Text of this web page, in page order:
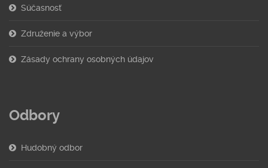
Súčasnosť
Združenie a výbor
Zásady ochrany osobných údajov
Odbory
Hudobný odbor